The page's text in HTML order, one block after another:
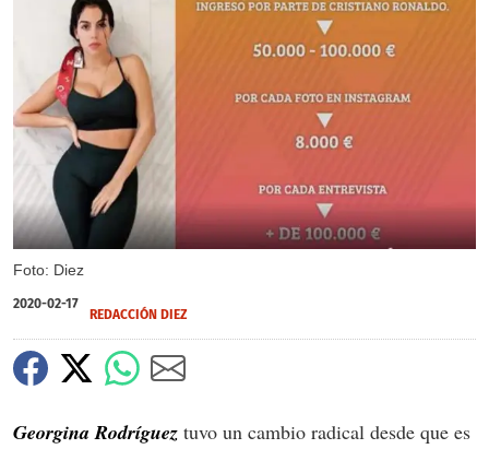
Foto: Diez
2020-02-17
REDACCIÓN DIEZ
Georgina Rodríguez tuvo un cambio radical desde que es